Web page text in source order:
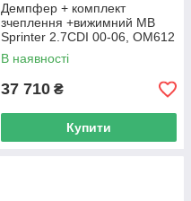
Демпфер + комплект
зчеплення +вижимний MB
Sprinter 2.7CDI 00-06, OM612
LuK 600 0060 00 UA62
В наявності
37 710 ₴
Купити